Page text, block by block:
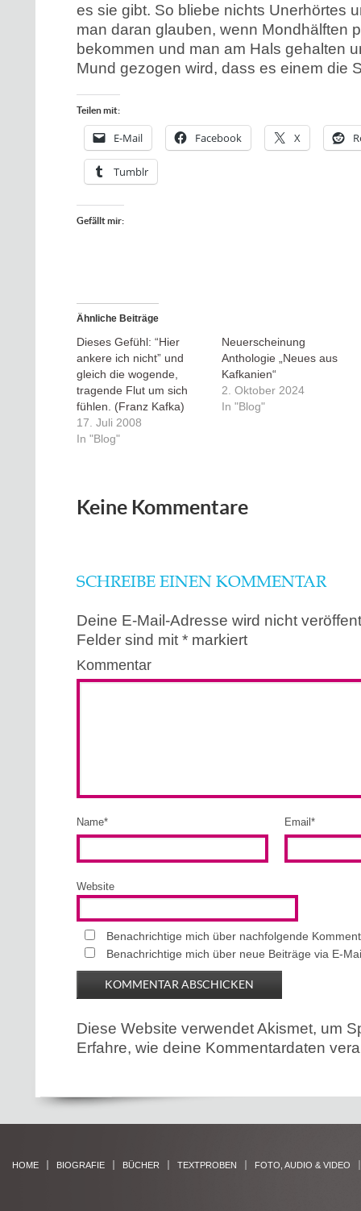
es sie gibt. So bliebe nichts Unerhörtes
man daran glauben, wenn Mondhälften
bekommen und man am Hals gehalten
Mund gezogen wird, dass es einem die
Teilen mit:
E-Mail Facebook X
Tumblr
Gefällt mir:
Ähnliche Beiträge
Dieses Gefühl: “Hier
ankere ich nicht” und
gleich die wogende,
tragende Flut um sich
fühlen. (Franz Kafka)
17. Juli 2008
In "Blog"
Neuerscheinung
Anthologie „Neues aus
Kafkanien“
2. Oktober 2024
In "Blog"
Keine Kommentare
SCHREIBE EINEN KOMMENTAR
Deine E-Mail-Adresse wird nicht
Felder sind mit * markiert
Kommentar
Name* Email *
Website
Benachrichtige mich über nachfolgende
Benachrichtige mich über neue Beiträge via E-
Diese Website verwendet Akismet, um
Erfahre, wie deine Kommentardaten
HOME BIOGRAFIE BÜCHER TEXTPROBEN FOTO, AUDIO & VIDEO